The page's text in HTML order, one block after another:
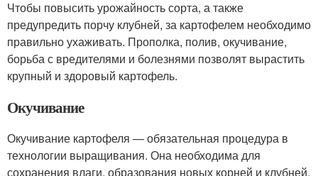
Чтобы повысить урожайность сорта, а также
предупредить порчу клубней, за картофелем необходимо
правильно ухаживать. Прополка, полив, окучивание,
борьба с вредителями и болезнями позволят вырастить
крупный и здоровый картофель.
Окучивание
Окучивание картофеля — обязательная процедура в
технологии выращивания. Она необходима для
сохранения влаги, образования новых корней и клубней,